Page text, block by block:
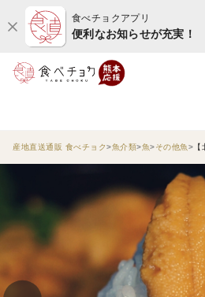
食べチョクアプリ
便利なお知らせが充実！
産地直送通販 食べチョク 魚介類 魚 その他魚